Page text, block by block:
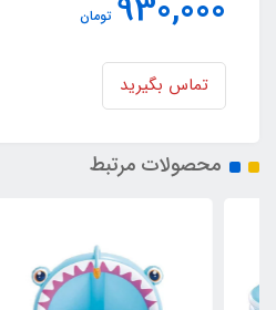
930,000 تومان
تماس بگیرید
محصولات مرتبط